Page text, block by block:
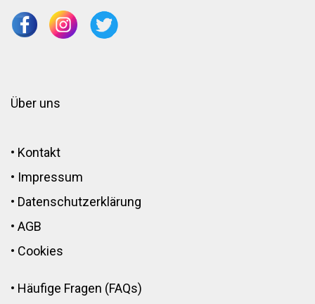
Über uns
• Kontakt
• Impressum
• Datenschutzerklärung
• AGB
• Cookies
• Häufige Fragen (FAQs)